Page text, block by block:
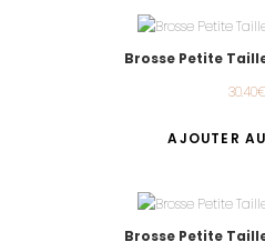
Brosse Petite
30.40
AJOUTER
Brosse Petite